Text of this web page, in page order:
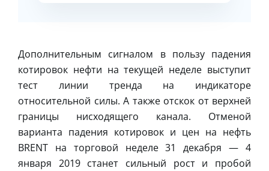
Дополнительным сигналом в пользу падения
котировок нефти на текущей неделе выступит
тест линии тренда на индикаторе
относительной силы. А также отскок от верхней
границы нисходящего канала. Отменой
варианта падения котировок и цен на нефть
BRENT на торговой неделе 31 декабря — 4
января 2019 станет сильный рост и пробой